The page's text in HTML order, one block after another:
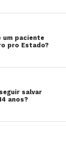
um paciente
pro Estado?
salvar
anos?